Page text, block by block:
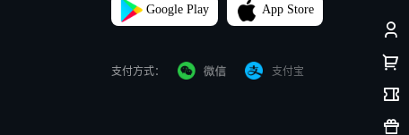
Google Play App Store
支付方式： 支付宝